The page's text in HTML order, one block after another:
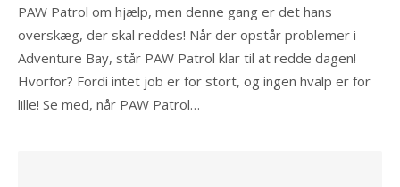
PAW Patrol om hjælp, men denne gang er det hans
overskæg, der skal reddes! Når der opstår problemer i
Adventure Bay, står PAW Patrol klar til at redde dagen!
Hvorfor? Fordi intet job er for stort, og ingen hvalp er for
lille! Se med, når PAW Patrol…